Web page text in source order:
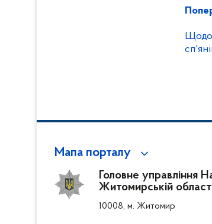
Щодо
Мапа порталу
Головне управління
Житомирській
10008, м. Житомир